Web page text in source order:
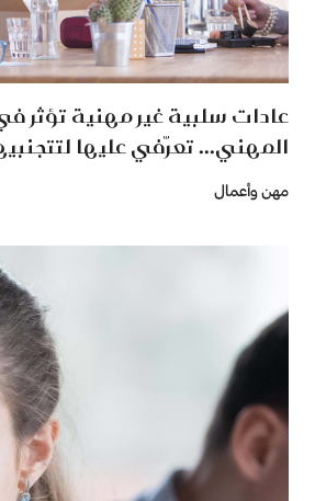
عادات سلبية غير مهنية تؤثر
المهني... تعرّفي عليها
مهن وأعمال